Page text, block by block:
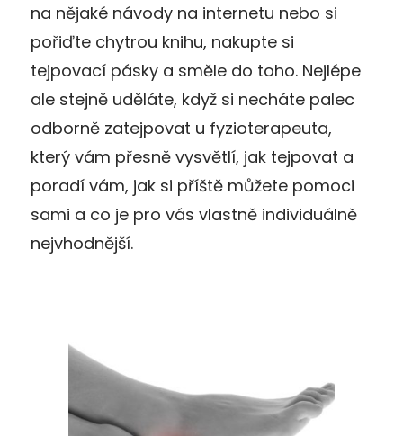
na nějaké návody na internetu nebo si
pořiďte chytrou knihu, nakupte si
tejpovací pásky a směle do toho. Nejlépe
ale stejně uděláte, když si necháte palec
odborně zatejpovat u fyzioterapeuta,
který vám přesně vysvětlí, jak tejpovat a
poradí vám, jak si příště můžete pomoci
sami a co je pro vás vlastně individuálně
nejvhodnější.